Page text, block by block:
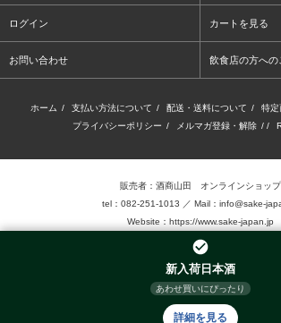
新入荷日本酒
あわせ買いにぴったり
詳細を見る
ログイン カートを見る
お問い合わせ 飲食店の方への
ホーム / 支払い方法について / 配送・送料について / 特定
プライバシーポリシー / メルマガ登録・解除 / /
販売者：酒商山田 オンラインショップ
tel：082-251-1013 ／ Mail：info@sake-
Website： https://www.sake-japan.jp
未成年者の飲酒は、法律で禁じられていま
当店では、20歳以上の年齢であることを確認 できない場合、
©2016.Sake-Show Yamada Inc. Allrights